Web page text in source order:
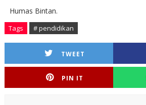
Humas Bintan.
Tags # pendidikan
TWEET
PIN IT